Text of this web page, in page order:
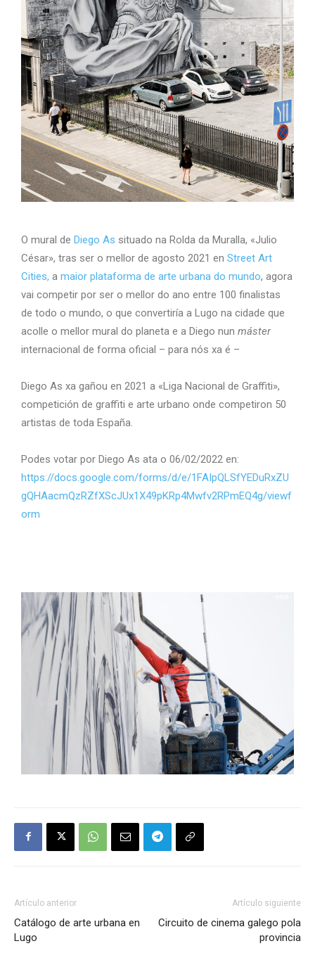
O mural de Diego As situado na Rolda da Muralla, «Julio
César», tras ser o mellor de agosto 2021 en Street Art
Cities, a maior plataforma de arte urbana do mundo, agora
vai competir por ser o mellor do ano entre 100 finalistas
de todo o mundo, o que convertiría a Lugo na cidade que
acolle o mellor mural do planeta e a Diego nun máster
internacional de forma oficial – para nós xa é –
Diego As xa gañou en 2021 a «Liga Nacional de Graffiti»,
competición de graffiti e arte urbano onde competiron 50
artistas de toda España.
Podes votar por Diego As ata o 06/02/2022 en:
https://docs.google.com/forms/d/e/1FAIpQLSfYEDuRxZU
gQHAacmQzRZfXScJUx1X49pKRp4Mwfv2RPmEQ4g/viewf
orm
Artículo anterior
Catálogo de arte urbana en
Lugo
Artículo siguiente
Circuito de cinema galego pola
provincia